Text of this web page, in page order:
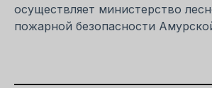
осуществляет министерство
пожарной безопасности